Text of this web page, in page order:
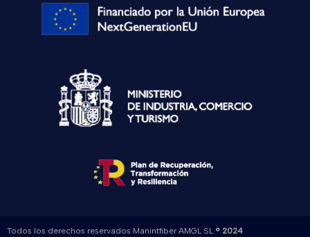
Todos los derechos reservados Manintfiber AMGL SL ® 2024